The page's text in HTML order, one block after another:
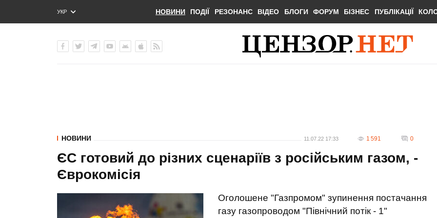
УКР
ENG
НОВИНИ ПОДІЇ РЕЗОНАНС ВІДЕО БЛОГИ ФОРУМ БІЗНЕС ПУБЛІКАЦІЇ
НОВИНИ 11.07.22 17:33 1 591 0
ЄС готовий до різних сценаріїв з російським газом, -
Єврокомісія
Оголошене "Газпромом" зупинення постачання
газу газопроводом "Північний потік - 1"